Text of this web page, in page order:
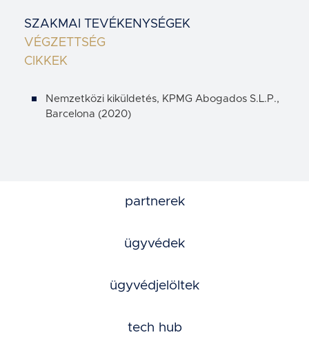
SZAKMAI TEVÉKENYSÉGEK
VÉGZETTSÉG
CIKKEK
Nemzetközi kiküldetés, KPMG Abogados S.L.P.,
Barcelona (2020)
partnerek
ügyvédek
ügyvédjelöltek
tech hub